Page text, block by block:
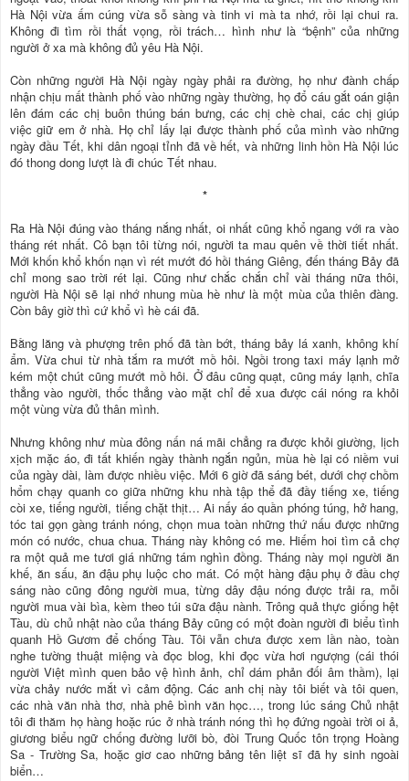
Hà Nội vừa ấm cúng vừa sỗ sàng và tinh vi mà ta nhớ, rồi lại chui ra.
Không đi tìm rồi thất vọng, rồi trách… hình như là “bệnh” của những
người ở xa mà không đủ yêu Hà Nội.
Còn những người Hà Nội ngày ngày phải ra đường, họ như đành chấp
nhận chịu mất thành phố vào những ngày thường, họ đổ cáu gắt oán giận
lên đám các chị buôn thúng bán bưng, các chị chè chai, các chị giúp
việc giữ em ở nhà. Họ chỉ lấy lại được thành phố của mình vào những
ngày đầu Tết, khi dân ngoại tỉnh đã về hết, và những linh hồn Hà Nội lúc
đó thong dong lượt là đi chúc Tết nhau.
*
Ra Hà Nội đúng vào tháng nắng nhất, oi nhất cũng khổ ngang với ra vào
tháng rét nhất. Cô bạn tôi từng nói, người ta mau quên về thời tiết nhất.
Mới khốn khổ khốn nạn vì rét mướt đó hồi tháng Giêng, đến tháng Bảy đã
chỉ mong sao trời rét lại. Cũng như chắc chắn chỉ vài tháng nữa thôi,
người Hà Nội sẽ lại nhớ nhung mùa hè như là một mùa của thiên đàng.
Còn bây giờ thì cứ khổ vì hè cái đã.
Bằng lăng và phượng trên phố đã tàn bớt, tháng bảy lá xanh, không khí
ẩm. Vừa chui từ nhà tắm ra mướt mồ hôi. Ngồi trong taxi máy lạnh mở
kém một chút cũng mướt mồ hôi. Ở đâu cũng quạt, cũng máy lạnh, chĩa
thẳng vào người, thốc thẳng vào mặt chỉ để xua được cái nóng ra khỏi
một vùng vừa đủ thân mình.
Nhưng không như mùa đông nấn ná mãi chẳng ra được khỏi giường, lịch
xịch mặc áo, đi tất khiến ngày thành ngắn ngủn, mùa hè lại có niềm vui
của ngày dài, làm được nhiều việc. Mới 6 giờ đã sáng bét, dưới chợ chồm
hổm chạy quanh co giữa những khu nhà tập thể đã đầy tiếng xe, tiếng
còi xe, tiếng người, tiếng chặt thịt… Ai nấy áo quần phóng túng, hở hang,
tóc tai gọn gàng tránh nóng, chọn mua toàn những thứ nấu được những
món có nước, chua chua. Tháng này không có me. Hiếm hoi tìm cả chợ
ra một quả me tươi giá những tám nghìn đồng. Tháng này mọi người ăn
khế, ăn sấu, ăn đậu phụ luộc cho mát. Có một hàng đậu phụ ở đầu chợ
sáng nào cũng đông người mua, từng dây đậu nóng được trải ra, mỗi
người mua vài bìa, kèm theo túi sữa đậu nành. Trông quả thực giống hệt
Tàu, dù chủ nhật nào của tháng Bảy cũng có một đoàn người đi biểu tình
quanh Hồ Gươm để chống Tàu. Tôi vẫn chưa được xem lần nào, toàn
nghe tường thuật miệng và đọc blog, khi đọc vừa hơi ngượng (cái thói
người Việt mình quen bảo vệ hình ảnh, chỉ dám phản đối âm thầm), lại
vừa chảy nước mắt vì cảm động. Các anh chị này tôi biết và tôi quen,
các nhà văn nhà thơ, nhà phê bình văn học…, trong lúc sáng Chủ nhật
tôi đi thăm họ hàng hoặc rúc ở nhà tránh nóng thì họ đứng ngoài trời oi ả,
giương biểu ngữ chống đường lưỡi bò, đòi Trung Quốc tôn trọng Hoàng
Sa - Trường Sa, hoặc giơ cao những bảng tên liệt sĩ đã hy sinh ngoài
biển…